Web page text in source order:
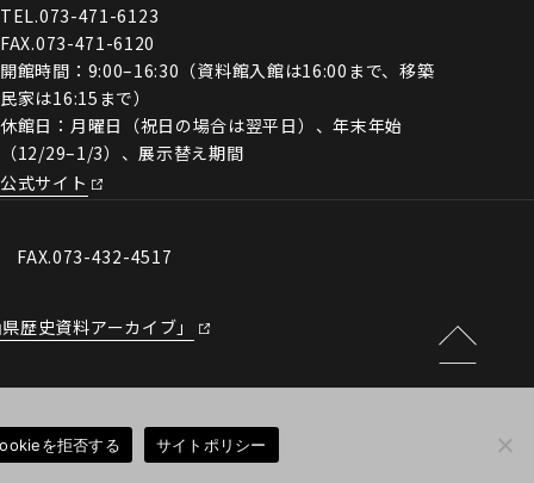
TEL.073-471-6123
FAX.073-471-6120
開館時間：9:00–16:30（資料館入館は16:00まで、移築
民家は16:15まで）
休館日：月曜日（祝日の場合は翌平日）、年末年始
（12/29–1/3）、展示替え期間
公式サイト
432-4517
歴史資料アーカイブ」
を拒否する サイトポリシー